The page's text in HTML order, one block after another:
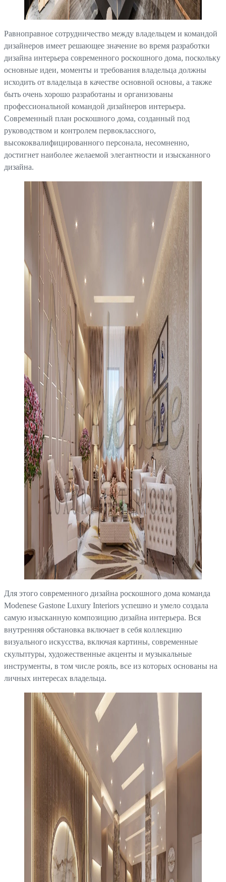
Равноправное сотрудничество между владельцем и командой
дизайнеров имеет решающее значение во время разработки
дизайна интерьера современного роскошного дома, поскольку
основные идеи, моменты и требования владельца должны
исходить от владельца в качестве основной основы, а также
быть очень хорошо разработаны и организованы
профессиональной командой дизайнеров интерьера.
Современный план роскошного дома, созданный под
руководством и контролем первоклассного,
высококвалифицированного персонала, несомненно,
достигнет наиболее желаемой элегантности и изысканного
дизайна.
Для этого современного дизайна роскошного дома команда
Modenese Gastone Luxury Interiors успешно и умело создала
самую изысканную композицию дизайна интерьера. Вся
внутренняя обстановка включает в себя коллекцию
визуального искусства, включая картины, современные
скульптуры, художественные акценты и музыкальные
инструменты, в том числе рояль, все из которых основаны на
личных интересах владельца.